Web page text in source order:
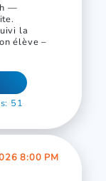
h —
la
élève –
51
8:00 PM